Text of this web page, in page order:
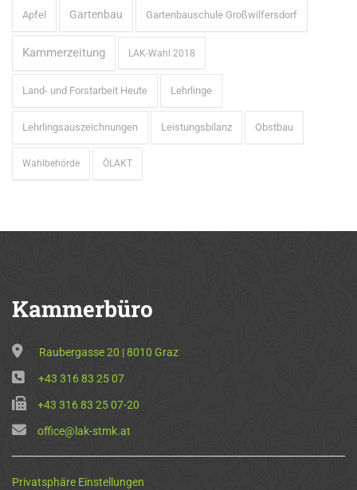
Apfel Gartenbau Gartenbauschule Großwilfersdorf
Kammerzeitung LAK-Wahl 2018
Land- und Forstarbeit Heute Lehrlinge
Lehrlingsauszeichnungen Leistungsbilanz Obstbau
Wahlbehörde ÖLAKT
Kammerbüro
Raubergasse 20 | 8010 Graz
+43 316 83 25 07
+43 316 83 25 07-20
office@lak-stmk.at
Privatsphäre Einstellungen